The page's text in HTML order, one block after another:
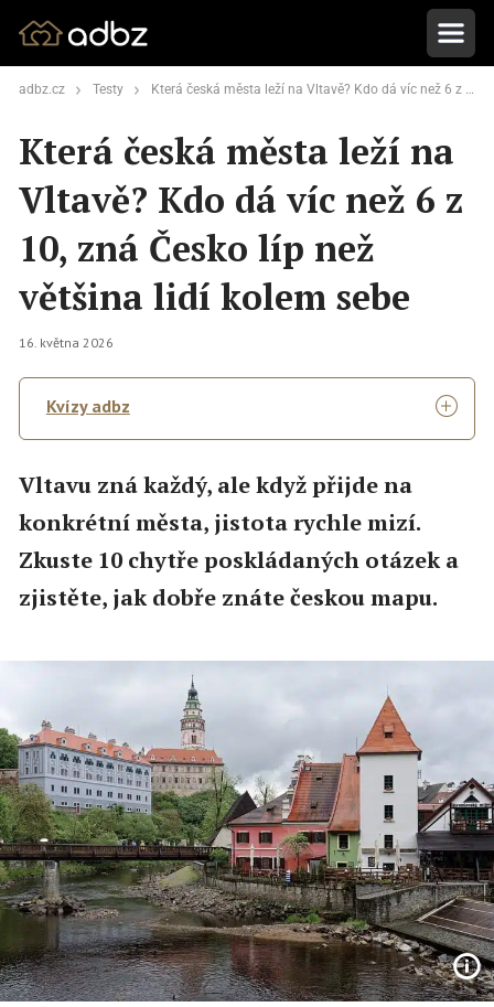
adbz.cz Testy Která česká města leží na Vltavě? Kdo dá víc než 6 z 10, zná Česko líp než většina lidí kolem sebe
Která česká města leží na
Vltavě? Kdo dá víc než 6 z
10, zná Česko líp než
většina lidí kolem sebe
16. května 2026
Kvízy adbz
Vltavu zná každý, ale když přijde na
konkrétní města, jistota rychle mizí.
Zkuste 10 chytře poskládaných otázek a
zjistěte, jak dobře znáte českou mapu.